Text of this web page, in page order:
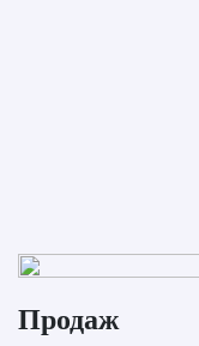
Продаж